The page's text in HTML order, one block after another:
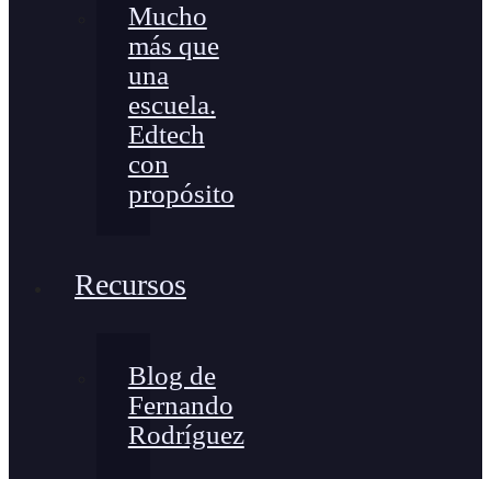
Mucho
más que
una
escuela.
Edtech
con
propósito
Recursos
Blog de
Fernando
Rodríguez